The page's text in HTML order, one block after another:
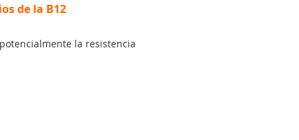
de la B12
la resistencia